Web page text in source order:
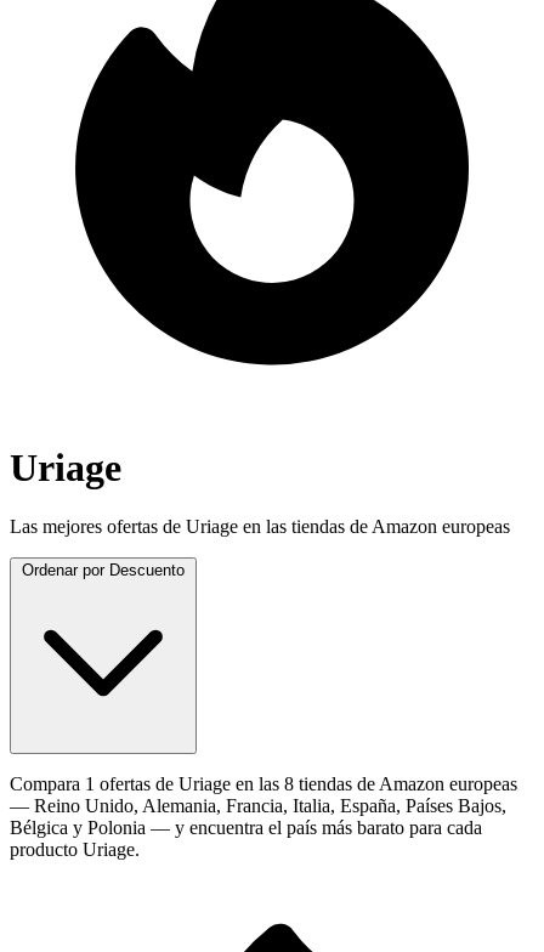
Uriage
Las mejores ofertas de Uriage en las tiendas de Amazon europeas
Ordenar por Descuento
Compara 1 ofertas de Uriage en las 8 tiendas de Amazon europeas
— Reino Unido, Alemania, Francia, Italia, España, Países Bajos,
Bélgica y Polonia — y encuentra el país más barato para cada
producto Uriage.